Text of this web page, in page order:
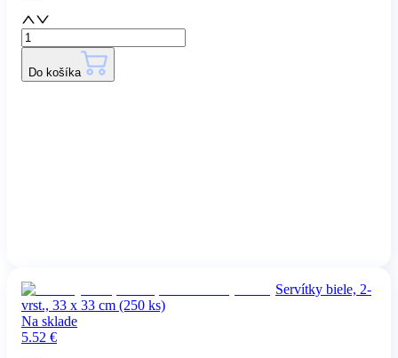
Do košíka
Servítky biele, 2-
vrst., 33 x 33 cm (250 ks)
Na sklade
5.52 €